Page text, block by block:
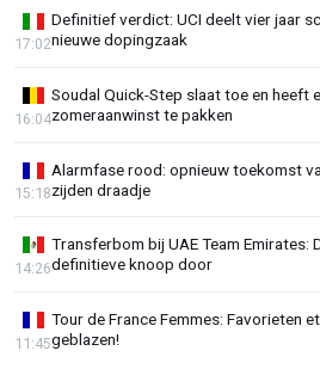
Definitief verdict: UCI deelt vier jaar
nieuwe dopingzaak
17:02
Soudal Quick-Step slaat toe en heeft
zomeraanwinst te pakken
16:04
Alarmfase rood: opnieuw toekomst
zijden draadje
15:18
Transferbom bij UAE Team Emirates:
definitieve knoop door
14:26
Tour de France Femmes: Favorieten
geblazen!
11:45